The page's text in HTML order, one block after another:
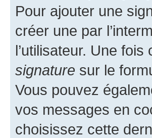
Pour ajouter une
créer une par
l’utilisateur. Une
signature sur le
Vous pouvez
vos messages en
choisissez cette